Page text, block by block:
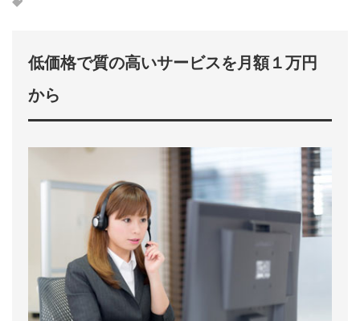
低価格で質の高いサービスを月額１万円
から